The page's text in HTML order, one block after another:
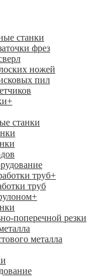
станки
фрез
ножей
пил
+
станки
труб+
труб
+
поперечной резки
металла